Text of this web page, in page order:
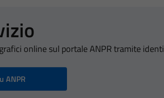
online sul portale ANPR tramite
ANPR